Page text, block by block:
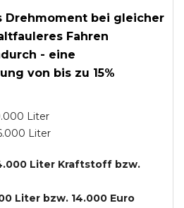
Drehmoment bei gleicher
Fahren
- eine
von bis zu 15%
Liter
Liter
Liter Kraftstoff bzw.
Liter bzw. 14.000 Euro